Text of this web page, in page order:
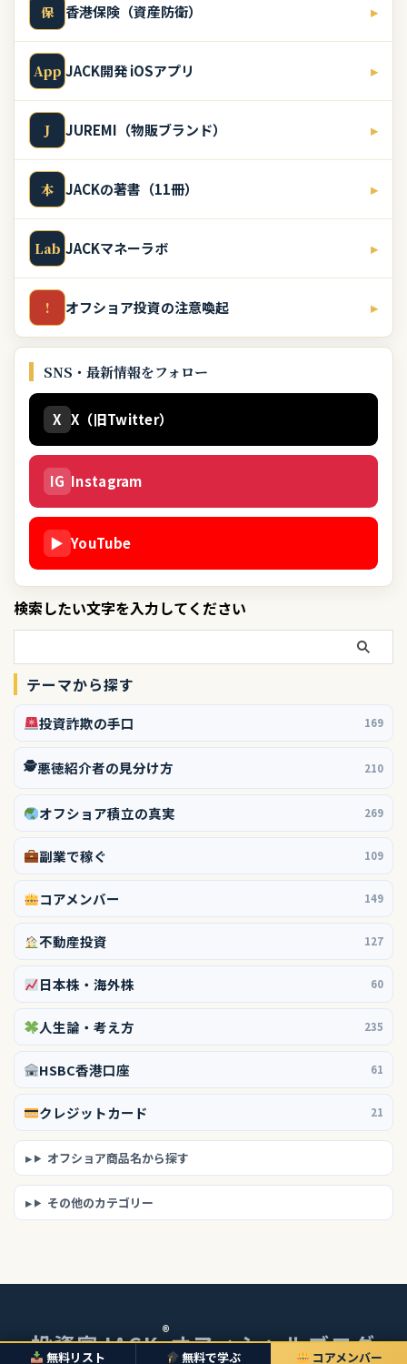
保 香港保険（資産防衛） ▸
App JACK開発 iOSアプリ ▸
J JUREMI（物販ブランド） ▸
本 JACKの著書（11冊） ▸
Lab JACKマネーラボ ▸
! オフショア投資の注意喚起 ▸
SNS・最新情報をフォロー
X X（旧Twitter）
IG Instagram
▶ YouTube
検索したい文字を入力してください
テーマから探す
投資詐欺の手口 169
🕵️悪徳紹介者の見分け方 210
オフショア積立の真実 269
副業で稼ぐ 109
コアメンバー 149
不動産投資 127
日本株・海外株 60
人生論・考え方 235
HSBC香港口座 61
クレジットカード 21
オフショア商品名から探す
その他のカテゴリー
無料リスト 無料で学ぶ コアメンバー
投資家JACK®オフィシャルブログ